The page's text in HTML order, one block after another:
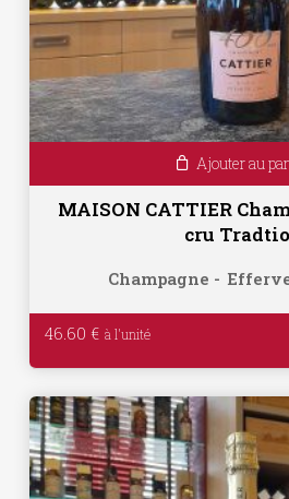
Ajouter au
MAISON CATTIER
cru
Champagne
46.60 €